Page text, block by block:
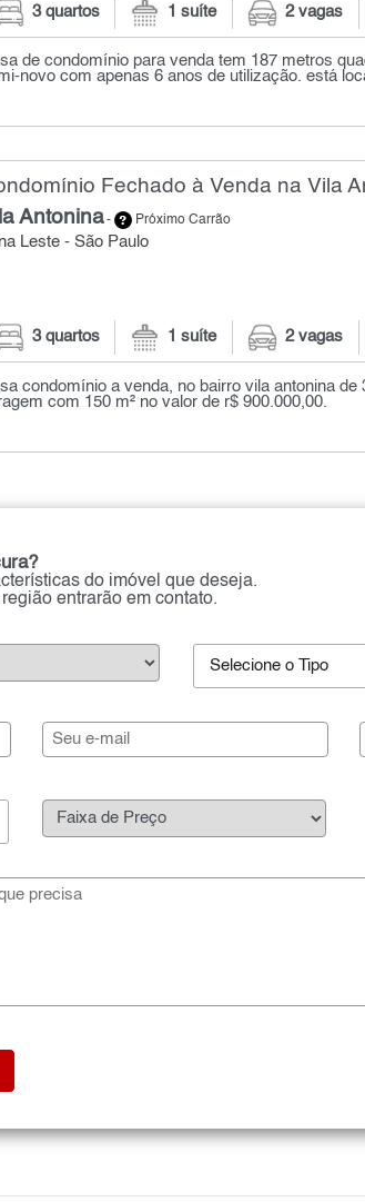
3 quartos 1 suíte 2 vagas
de condomínio para venda tem 187 metros
novo com apenas 6 anos de utilização. está
Fechado à Venda na Vila
Antonina- Próximo Carrão
Leste - São Paulo
3 quartos 1 suíte 2 vagas
condomínio a venda, no bairro vila antonina
com 150 m² no valor de r$ 900.000,00.
do imóvel que deseja.
entrarão em contato.
Selecione o Tipo